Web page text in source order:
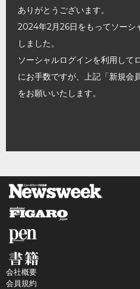
ありがとうございます。
2024年2月26日をもってソーシ
しました。
ソーシャルログインを利用して
にお手数ですが、上記「新規会
をお願いいたします。
会社概要
会員規約